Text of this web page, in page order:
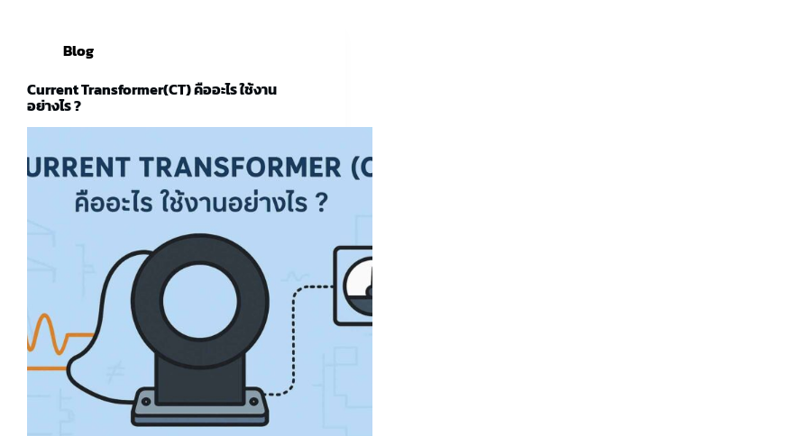
Blog
Current Transformer(CT) คืออะไร ใช้งาน
อย่างไร ?